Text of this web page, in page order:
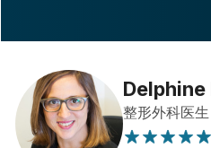
整形外科医